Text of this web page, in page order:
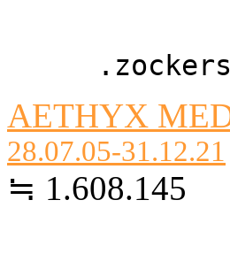
AETHYX
28.07.05-31.12.21
≒ 1.608.145